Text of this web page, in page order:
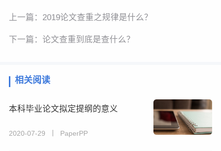
上一篇： 2019论文查重之规律是什么？
下一篇： 论文查重到底是查什么？
相关阅读
本科毕业论文拟定提纲的意义
2020-07-29 丨 PaperPP